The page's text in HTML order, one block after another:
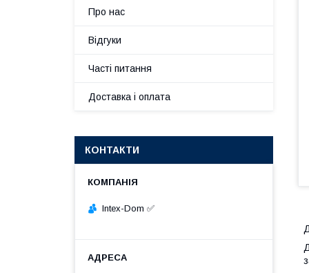
Про нас
Відгуки
Часті питання
Доставка і оплата
КОНТАКТИ
Intex-Dom ✅